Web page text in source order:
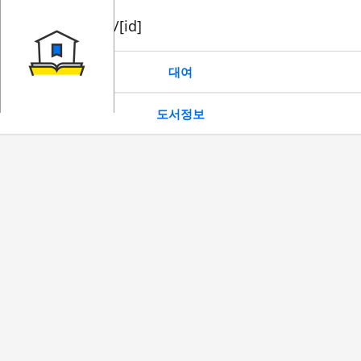
book/rent/[id]
대여
도서정보